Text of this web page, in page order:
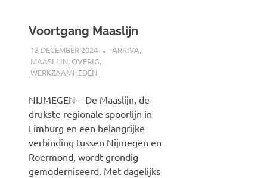
Voortgang Maaslijn
13 DECEMBER 2024 SPOORZOEKER
ARRIVA,
MAASLIJN, OVERIG,
WERKZAAMHEDEN
NIJMEGEN – De Maaslijn, de
drukste regionale spoorlijn in
Limburg en een belangrijke
verbinding tussen Nijmegen en
Roermond, wordt grondig
gemoderniseerd. Met dagelijks